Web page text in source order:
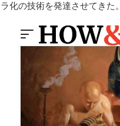
ラ化の技術を発達させてきた。